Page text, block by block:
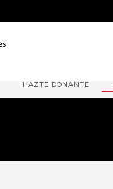
HAZTE DONANTE